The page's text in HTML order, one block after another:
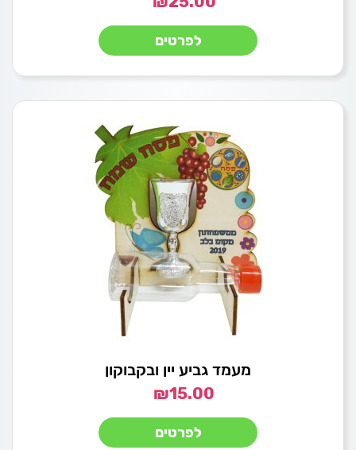
לפרטים
מעמד גביע יין ובקבוקון
₪15.00
לפרטים